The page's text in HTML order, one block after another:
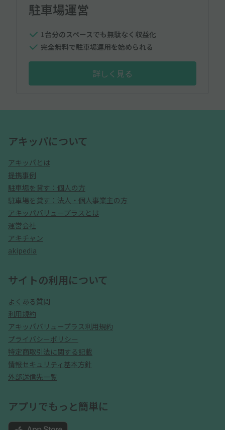
駐車場運営
1台分のスペースでも無駄なく収益化
完全無料で駐車場運用を始められる
詳しく見る
アキッパについて
アキッパとは
提携事例
駐車場を貸す：個人の方
駐車場を貸す：法人・個人事業主の方
アキッパバリュープラスとは
運営会社
アキチャン
akipedia
サイトの利用について
よくある質問
利用規約
アキッパバリュープラス利用規約
プライバシーポリシー
特定商取引法に関する記載
情報セキュリティ基本方針
外部送信先一覧
アプリでもっと簡単に